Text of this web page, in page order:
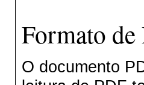
Formato
O documento